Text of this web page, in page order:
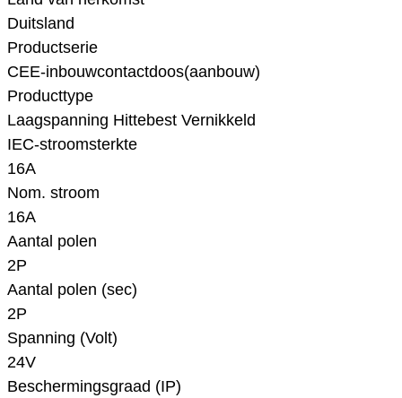
Duitsland
Productserie
CEE-inbouwcontactdoos(aanbouw)
Producttype
Laagspanning Hittebest Vernikkeld
IEC-stroomsterkte
16A
Nom. stroom
16A
Aantal polen
2P
Aantal polen (sec)
2P
Spanning (Volt)
24V
Beschermingsgraad (IP)